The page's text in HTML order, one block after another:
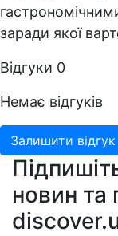
заради якої
Відгуки 0
Немає відгуків
Залишити відгук
новин та